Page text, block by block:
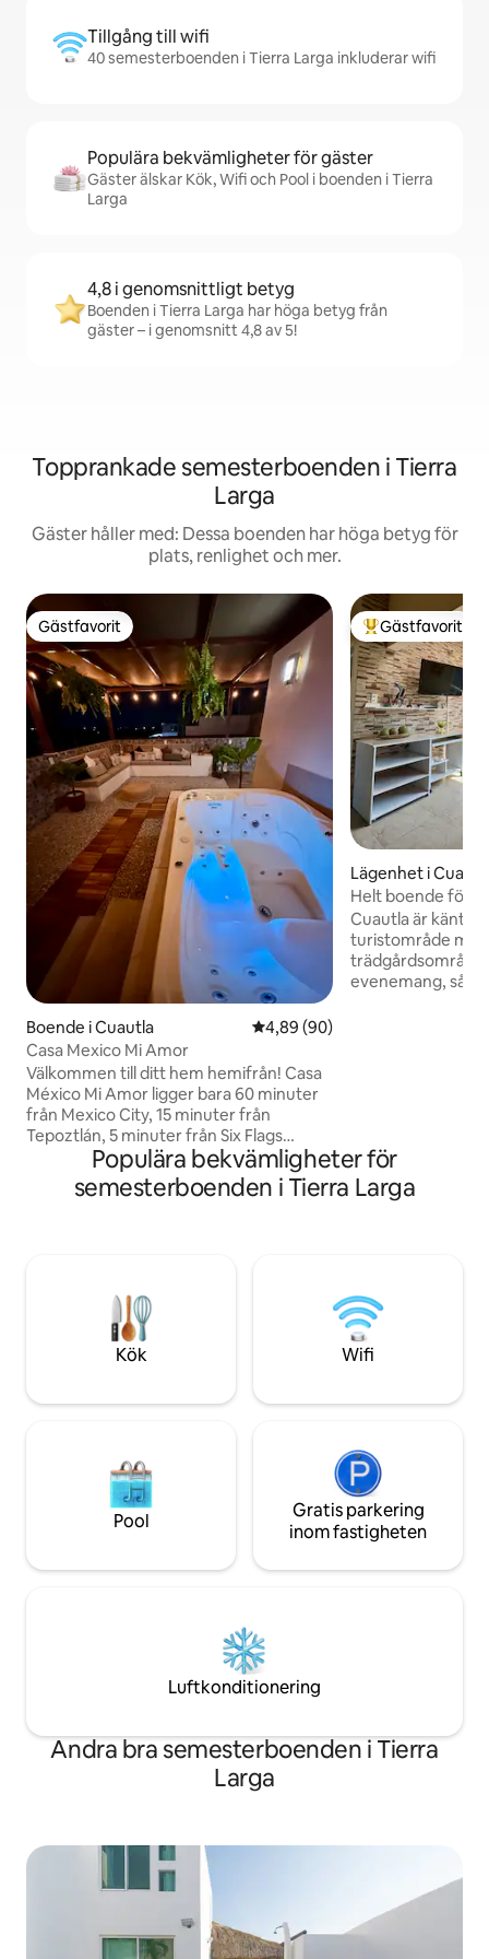
Tillgång till wifi
40 semesterboenden i Tierra Larga inkluderar wifi
Populära bekvämligheter för gäster
Gäster älskar Kök, Wifi och Pool i boenden i Tierra
Larga
4,8 i genomsnittligt betyg
Boenden i Tierra Larga har höga betyg från
gäster – i genomsnitt 4,8 av 5!
Topprankade semesterboenden i Tierra
Larga
Gäster håller med: Dessa boenden har höga betyg för
plats, renlighet och mer.
Gästfavorit
Gästfavorit
Boende i Cuautla 4,89 av 5 i genomsnittligt
4,89 (90)
Casa Mexico Mi Amor
Välkommen till ditt hem hemifrån! Casa
México Mi Amor ligger bara 60 minuter
från Mexico City, 15 minuter från
Tepoztlán, 5 minuter från Six Flags
Hurricane Harbor och några steg från
stadens största köpcentrum. Du får
snabb tillgång till dina
WiFi En mexikansk touch 🇲🇽 Och mer!
Din perfekta semester väntar på Casa
México Mi Amor!
Populär
Gästfavorit
Lägenhet i
Helt boende för
Cuautla är känt
turistområde med
trädgårdsområde
evenemang, så
min till ex
Atrios (Walmart,
barer och
Populära bekvämligheter för
semesterboenden i Tierra Larga
Kök Wifi
Pool
Gratis parkering
inom fastigheten
Luftkonditionering
Andra bra semesterboenden i Tierra
Larga